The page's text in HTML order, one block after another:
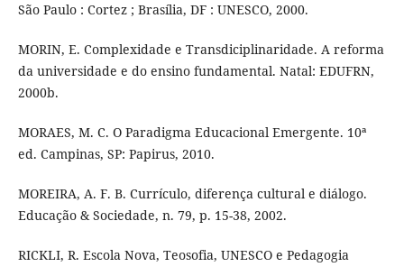
São Paulo : Cortez ; Brasília, DF : UNESCO, 2000.
MORIN, E. Complexidade e Transdiciplinaridade. A reforma
da universidade e do ensino fundamental. Natal: EDUFRN,
2000b.
MORAES, M. C. O Paradigma Educacional Emergente. 10ª
ed. Campinas, SP: Papirus, 2010.
MOREIRA, A. F. B. Currículo, diferença cultural e diálogo.
Educação & Sociedade, n. 79, p. 15-38, 2002.
RICKLI, R. Escola Nova, Teosofia, UNESCO e Pedagogia